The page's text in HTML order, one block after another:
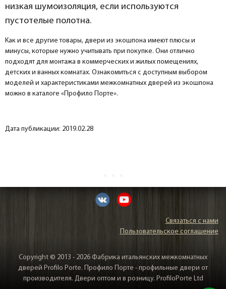
низкая шумоизоляция, если используются
пустотелые полотна.
Как и все другие товары, двери из экошпона имеют плюсы и
минусы, которые нужно учитывать при покупке. Они отлично
подходят для монтажа в коммерческих и жилых помещениях,
детских и ванных комнатах. Ознакомиться с доступным выбором
моделей и характеристиками межкомнатных дверей из экошпона
можно в каталоге «Профило Порте».
Дата публикации: 2019.02.28
Связаться с нами
Пользовательское соглашение
Copyright © 2013 - 2026 Фабрика итальянских межкомнатных
дверей Profilo Porte. Профило Порте - профильные двери от
производителя. Двери оптом и в розницу. ProfiloPorte Ltd